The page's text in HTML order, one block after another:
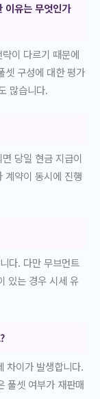
이유는 무엇인가
이 다르기 때문에
셋 구성에 대한 평가
많습니다.
당일 현금 지급이
계약이 동시에 진행
다. 다만 무브먼트
있는 경우 시세 유
차이가 발생합니다.
풀셋 여부가 재판매